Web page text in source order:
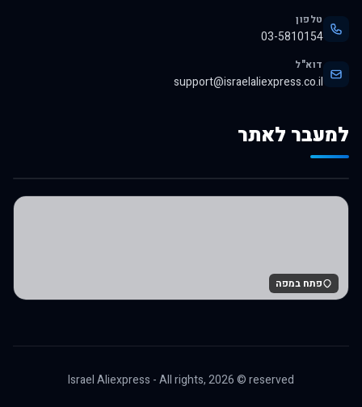
טלפון
03-5810154
דוא"ל
support@israelaliexpress.co.il
למעבר לאתר
לרכישה באלי אקספרס
פתח במפה
Israel Aliexpress - All rights,2026© reserved